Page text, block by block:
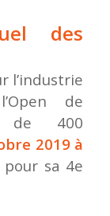
des
l’industrie
de
de 400
2019 à
pour sa 4e